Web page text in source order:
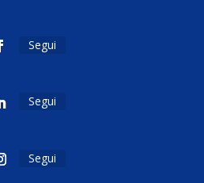
Segui
Segui
Segui